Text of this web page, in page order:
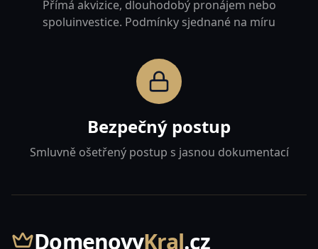
Přímá akvizice, dlouhodobý pronájem nebo
spoluinvestice. Podmínky sjednané na míru
Bezpečný postup
Smluvně ošetřený postup s jasnou dokumentací
DomenovyKral.cz